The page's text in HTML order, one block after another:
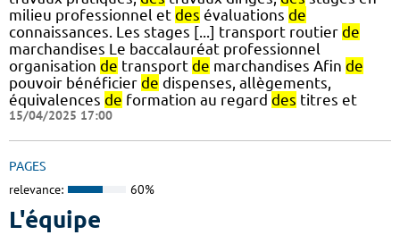
milieu professionnel et des évaluations de
connaissances. Les stages [...] transport routier de
marchandises Le baccalauréat professionnel
organisation de transport de marchandises Afin de
pouvoir bénéficier de dispenses, allègements,
équivalences de formation au regard des titres et
15/04/2025 17:00
PAGES
relevance: 60%
L'équipe